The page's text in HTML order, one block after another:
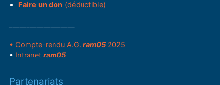
Faire un don (déductible)
• Compte-rendu A.G.ram05 2025
• Intranetram05
Partenariats